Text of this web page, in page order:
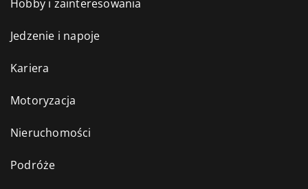
Hobby i zainteresowania
Jedzenie i napoje
Kariera
Motoryzacja
Nieruchomości
Podróże